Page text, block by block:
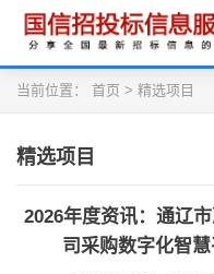
当前位置： 首页 > 精选项目
精选项目
2026年度资讯：通辽
司采购数字化智